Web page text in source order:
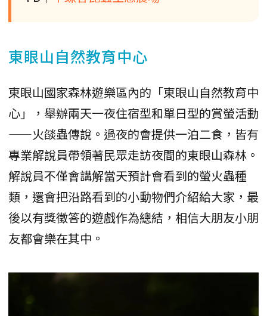
東眼山自然教育中心
東眼山國家森林遊樂區內的「東眼山自然教育中
心」，舉辦兩天一夜住宿型和單日型的賞螢活動
——火燄蟲傳說。過夜的會提供一泊二食，皆有
專業解說員帶領著民眾走訪夜間的東眼山森林。
解說員不僅會講解當天預計會看到的螢火蟲種
類，還會把沿路看到的小動物們介紹給大家，最
後以有獎徵答的遊戲作為總結，相信大朋友小朋
友都會樂在其中。